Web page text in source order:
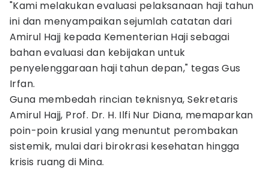
"Kami melakukan evaluasi pelaksanaan haji tahun
ini dan menyampaikan sejumlah catatan dari
Amirul Hajj kepada Kementerian Haji sebagai
bahan evaluasi dan kebijakan untuk
penyelenggaraan haji tahun depan," tegas Gus
Irfan.
Guna membedah rincian teknisnya, Sekretaris
Amirul Hajj, Prof. Dr. H. Ilfi Nur Diana, memaparkan
poin-poin krusial yang menuntut perombakan
sistemik, mulai dari birokrasi kesehatan hingga
krisis ruang di Mina.